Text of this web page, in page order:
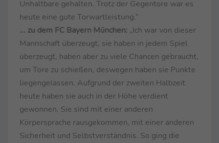
Unhaltbare gehalten. Trotz der Gegentore war es
heute eine gute Torwartleistung.“
... zu dem FC Bayern München: „Ich war von dieser
Mannschaft überzeugt, sie haben in jedem Spiel
überzeugt, haben aber zu viele Chancen gebraucht,
um Tore zu schießen, deswegen haben sie Punkte
liegengelassen. Aufgrund der zweiten Halbzeit
heute haben sie auch in der Höhe verdient
gewonnen. Sie sind mit einer anderen
Körpersprache rausgekommen, mit einer anderen
Sicherheit und Selbstverständnis. So ging die